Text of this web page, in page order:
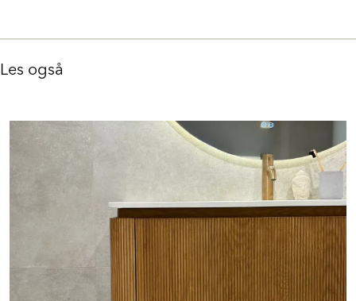
Les også